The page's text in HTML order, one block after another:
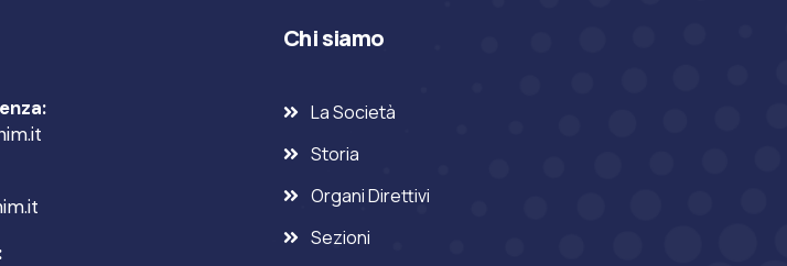
Chi siamo
La Società
Storia
Organi Direttivi
Sezioni